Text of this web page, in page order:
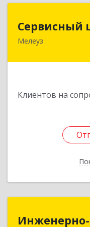
Сервисный
Мелеуз
Клиентов на